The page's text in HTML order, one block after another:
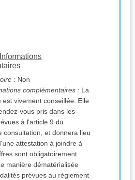
: Non
complémentaires : La
est vivement conseillée. Elle
vous pris dans les
à l'article 9 du
consultation, et donnera lieu
attestation à joindre à
manière dématérialisée
prévues au règlement